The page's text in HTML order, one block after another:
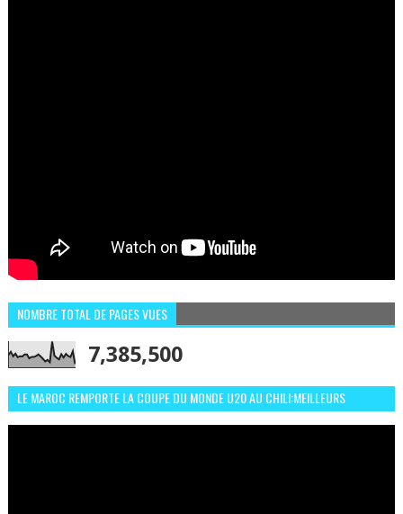
NOMBRE TOTAL DE PAGES VUES
7,385,500
LE MAROC REMPORTE LA COUPE DU MONDE U20 AU CHILI:MEILLEURS